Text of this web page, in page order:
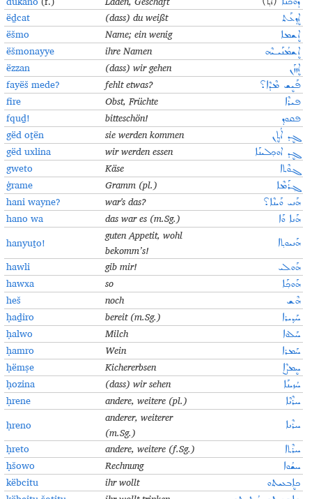
ëḏcat (dass) du weißt ܐܷܕ݂ܥܰܬ
ëšmo Name; ein wenig ܐܷܫܡܐ
ëšmonayye ihre Namen ܐܷܫܡܳܢܰܝـܝܶܗ
ëzzan (dass) wir gehen ܐܷܙܙܰܢ
fayëš mede? fehlt etwas? ܦܰܝܷܫ ܡܶܕܶܐ؟
fire Obst, Früchte ܦܝܪܶܐ
fquḏ! bitteschön! ܦܩܘܕ݂
gëd oṯën sie werden kommen ܓܷܕ ܐܳܬ݂ܷܢ
gëd uxlina wir werden essen ܓܷܕ ܐܘܟ݂ܠܝܢܰܐ
gweto Käse ܓܘܶܬܐ
ġrame Gramm (pl.) ܓ݂ܪܰܡܶܐ
hani wayne? war's das? ܗܰܢܝ ܘܰܝܢܶܐ؟
hano wa das war es (m.Sg.) ܗܰܢܐ ܘܰܐ
hanyuṯo!
guten Appetit, wohl
bekomm’s!
ܗܰܢܝܘܬ݂ܐ
hawli gib mir! ܗܰܘܠܝ
hawxa so ܗܰܘܟ݂ܰܐ
heš noch ܗܶܫ
ḥaḏiro bereit (m.Sg.) ܚܰܕ݂ܝܪܐ
ḥalwo Milch ܚܰܠܘܐ
ḥamro Wein ܚܰܡܪܐ
ḥëmṣe Kichererbsen ܚܷܡܨܶܐ
ḥozina (dass) wir sehen ܚܳܙܝܢܰܐ
ḥrene andere, weitere (pl.) ܚܪܶܢܶܐ
ḥreno
anderer, weiterer
(m.Sg.)
ܚܪܶܢܐ
ḥreto andere, weitere (f.Sg.) ܚܪܶܬܐ
ḥšowo Rechnung ܚܫܳܘܐ
këbcitu ihr wollt ܟܐܷܒܥܝܬܘ